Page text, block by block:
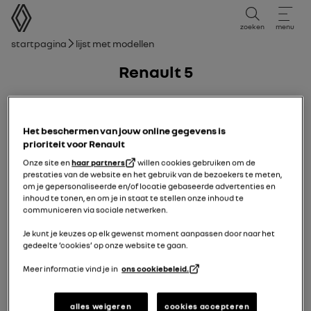
Gebruikershandleiding
zoeken menu
broodkruimelnavigatie
Startpagina Lijst met modellen
Renault 5
Het beschermen van jouw online gegevens is
prioriteit voor Renault
Onze site enhaar partners
willen cookies gebruiken om de
prestaties van de website en het gebruik van de bezoekers te meten,
om je gepersonaliseerde en/of locatie gebaseerde advertenties en
inhoud te tonen, en om je in staat te stellen onze inhoud te
communiceren via sociale netwerken.
Je kunt je keuzes op elk gewenst moment aanpassen door naar het
gedeelte ‘cookies’ op onze website te gaan.
Meer informatie vind je in ons cookiebeleid.
alles weigeren cookies accepteren